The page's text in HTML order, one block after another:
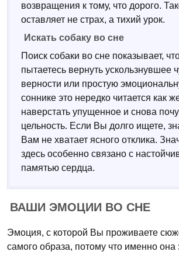
возвращения к тому, что дорого.
оставляет не страх, а тихий урок.
Искать собаку во сне
Поиск собаки во сне показывает,
пытаетесь вернуть ускользнувшее
верности или простую
соннике это нередко читается как
наверстать упущенное и снова
цельность. Если Вы долго ищете,
Вам не хватает ясного отклика.
здесь особенно связано с
памятью сердца.
ВАШИ ЭМОЦИИ ВО СНЕ
Эмоция, с которой Вы проживаете
самого образа, потому что именно она